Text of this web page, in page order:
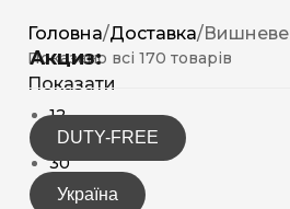
Акциз:
DUTY-FREE
Україна
Головна/Доставка/Вишневе
Показано всі 170 товарів
Показати
12
15
30